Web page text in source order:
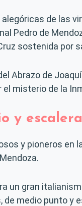
alegóricas de las
Pedro de
sostenida por
Abrazo de
misterio de la
y
y pioneros en
un gran
de medio punto y